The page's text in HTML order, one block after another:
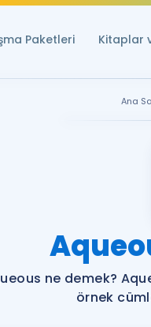
Paketleri Kitaplar
Ana
ne demek?
örnek